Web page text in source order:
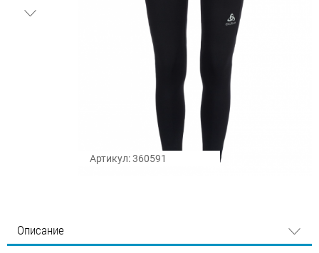
Артикул: 360591
Описание